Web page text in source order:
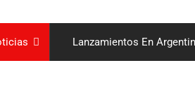
Lanzamientos En